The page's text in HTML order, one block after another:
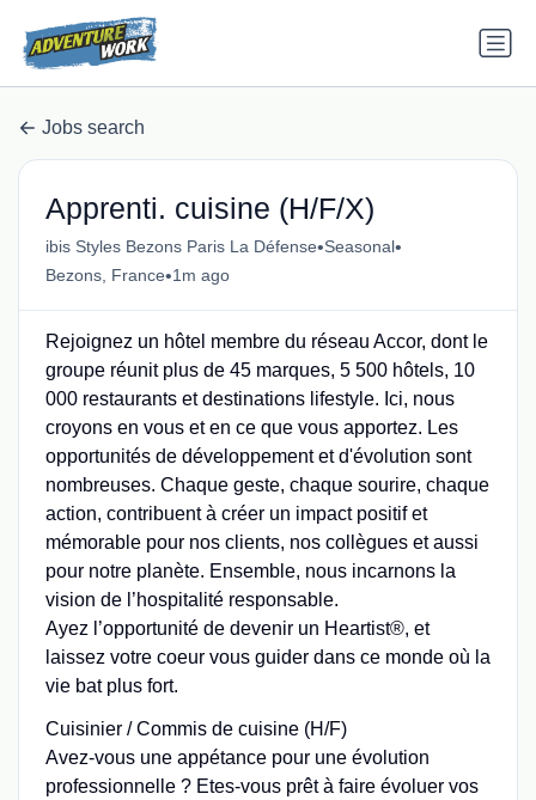
Jobs search
Apprenti. cuisine (H/F/X)
ibis Styles Bezons Paris La Défense•Seasonal•
Bezons, France•1m ago
Rejoignez un hôtel membre du réseau Accor, dont le
groupe réunit plus de 45 marques, 5 500 hôtels, 10
000 restaurants et destinations lifestyle. Ici, nous
croyons en vous et en ce que vous apportez. Les
opportunités de développement et d'évolution sont
nombreuses. Chaque geste, chaque sourire, chaque
action, contribuent à créer un impact positif et
mémorable pour nos clients, nos collègues et aussi
pour notre planète. Ensemble, nous incarnons la
vision de l’hospitalité responsable.
Ayez l’opportunité de devenir un Heartist®, et
laissez votre coeur vous guider dans ce monde où la
vie bat plus fort.
Cuisinier / Commis de cuisine (H/F)
Avez-vous une appétance pour une évolution
professionnelle ? Etes-vous prêt à faire évoluer vos